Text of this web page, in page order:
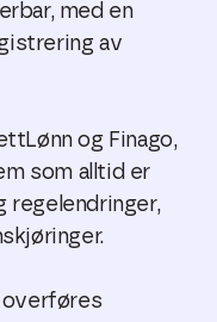
med en
av
og Finago,
som alltid er
regelendringer,
overføres